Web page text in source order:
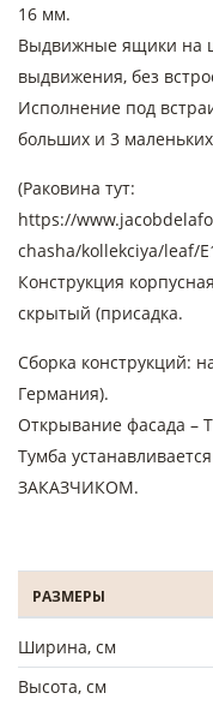
16 мм.
Выдвижные ящики на
выдвижения, без
Исполнение под
больших и 3
(Раковина тут:
https://
chasha/kollekciya/leaf/
Конструкция
скрытый (присадка.
Сборка конструкций:
Германия).
Открывание фасада –
Тумба
ЗАКАЗЧИКОМ.
РАЗМЕРЫ
Ширина, см
Высота, см